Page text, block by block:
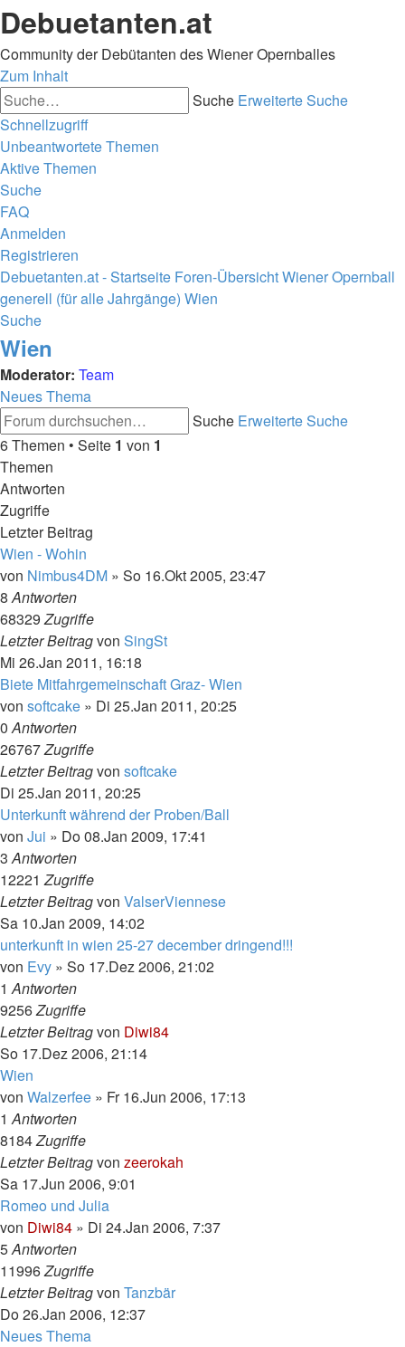
Debuetanten.at
Community der Debütanten des Wiener Opernballes
Zum Inhalt
Suche Erweiterte Suche
Schnellzugriff
Unbeantwortete Themen
Aktive Themen
Suche
FAQ
Anmelden
Registrieren
Debuetanten.at - Startseite Foren-ÜbersichtWiener Opernball
generell (für alle Jahrgänge) Wien
Suche
Wien
Moderator: Team
Neues Thema
Suche Erweiterte Suche
6 Themen • Seite 1 von 1
Themen
Antworten
Zugriffe
Letzter Beitrag
Wien - Wohin
von Nimbus4DM » So 16.Okt 2005, 23:47
8Antworten
68329Zugriffe
Letzter Beitragvon SingSt
Mi 26.Jan 2011, 16:18
Biete Mitfahrgemeinschaft Graz- Wien
von softcake » Di 25.Jan 2011, 20:25
0Antworten
26767Zugriffe
Letzter Beitragvon softcake
Di 25.Jan 2011, 20:25
Unterkunft während der Proben/Ball
von Jui » Do 08.Jan 2009, 17:41
3Antworten
12221Zugriffe
Letzter Beitragvon ValserViennese
Sa 10.Jan 2009, 14:02
unterkunft in wien 25-27 december dringend!!!
von Evy » So 17.Dez 2006, 21:02
1Antworten
9256Zugriffe
Letzter Beitragvon Diwi84
So 17.Dez 2006, 21:14
Wien
von Walzerfee » Fr 16.Jun 2006, 17:13
1Antworten
8184Zugriffe
Letzter Beitragvon zeerokah
Sa 17.Jun 2006, 9:01
Romeo und Julia
von Diwi84 » Di 24.Jan 2006, 7:37
5Antworten
11996Zugriffe
Letzter Beitragvon Tanzbär
Do 26.Jan 2006, 12:37
Neues Thema